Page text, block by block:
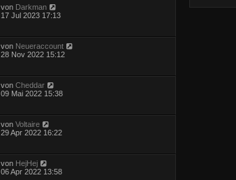
von Darkman
17 Jul 2023 17:13
von Neueraccount
28 Nov 2022 15:12
vonCheddar
09 Mai 2022 15:38
vonVoltaire
29 Apr 2022 16:22
von HejHej
06 Apr 2022 13:58